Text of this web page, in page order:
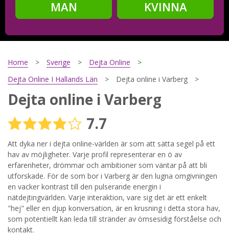
MAN
KVINNA
Steg2
Steg3
Din mailadress?
Genom att registrera godkänner jag Villkoren
Sekretesspolicyn. Jag godkänner att ta emot information och
reklam via e-post från hemsidans operatörer. Jag kan dra
tillbaka godkännande när jag vill.
STARTA NU!
Home Sverige
Dejta Online
Dejta Online I Hallands Län
Dejta online i Varberg
Dejta online i Varberg
7.7
Att dyka ner i dejta online-världen är som att sätta segel på ett
hav av möjligheter. Varje profil representerar en ö av
erfarenheter, drömmar och ambitioner som väntar på att bli
utforskade. För de som bor i Varberg är den lugna omgivningen
en vacker kontrast till den pulserande energin i
nätdejtingvärlden. Varje interaktion, vare sig det är ett enkelt
"hej" eller en djup konversation, är en krusning i detta stora hav,
som potentiellt kan leda till stränder av ömsesidig förståelse och
kontakt.